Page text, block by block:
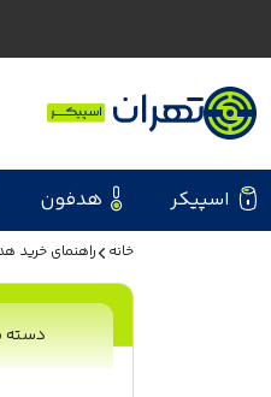
اسپیکر هدفون
خانه راهنمای خرید
دسته